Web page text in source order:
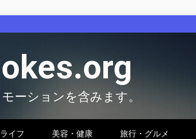
ーションを含みます。
イフ 美容・健康 旅行・グルメ